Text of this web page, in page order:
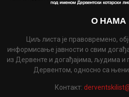
О НАМА
Циљ листа је правовремено,
информисање јавности о свим
из Дервенте и догађајима, људима и
Дервентом, односно са
Контакт: